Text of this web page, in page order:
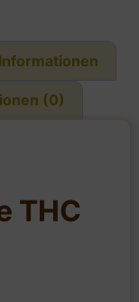
(0)
THC